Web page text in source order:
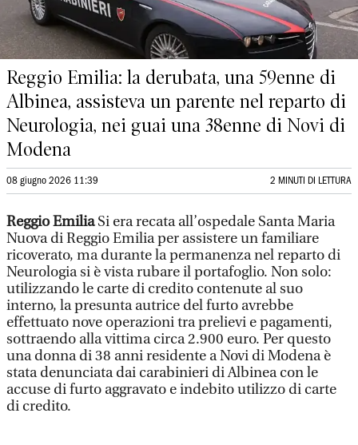
Reggio Emilia: la derubata, una 59enne di
Albinea, assisteva un parente nel reparto di
Neurologia, nei guai una 38enne di Novi di
Modena
08 giugno 2026 11:39 2 MINUTI DI LETTURA
Reggio EmiliaSi era recata all’ospedale Santa Maria
Nuova di Reggio Emilia per assistere un familiare
ricoverato, ma durante la permanenza nel reparto di
Neurologia si è vista rubare il portafoglio. Non solo:
utilizzando le carte di credito contenute al suo
interno, la presunta autrice del furto avrebbe
effettuato nove operazioni tra prelievi e pagamenti,
sottraendo alla vittima circa 2.900 euro. Per questo
una donna di 38 anni residente a Novi di Modena è
stata denunciata dai carabinieri di Albinea con le
accuse di furto aggravato e indebito utilizzo di carte
di credito.